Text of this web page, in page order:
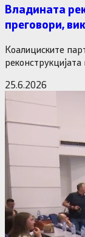
Владината
преговори,
Коалициските
25.6.2026